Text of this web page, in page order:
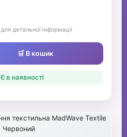
детальної інформації
🛒 В кошик
Є в наявності